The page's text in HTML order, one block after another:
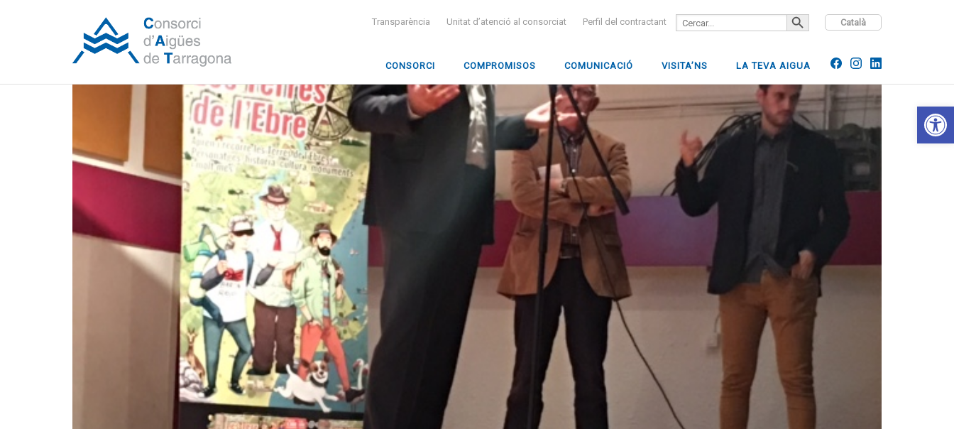
Català
Transparència Unitat d’atenció al consorciat Perfil del contractant
Search
for:
SEARCH BUTTON
CONSORCI COMPROMISOS COMUNICACIÓ VISITA’NS LA TEVA AIGUA